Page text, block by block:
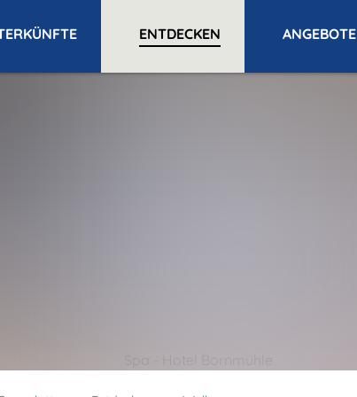
ENTDECKEN ANGEBOTE